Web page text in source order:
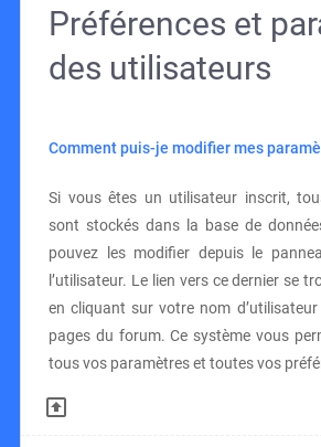
Préférences et
des utilisateurs
Comment puis-je modifier mes
Si vous êtes un utilisateur inscrit,
sont stockés dans la base de
pouvez les modifier depuis le
l’utilisateur. Le lien vers ce dernier se
en cliquant sur votre nom
pages du forum. Ce système vous
tous vos paramètres et toutes vos